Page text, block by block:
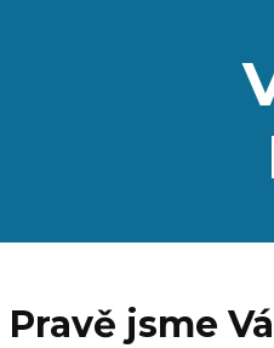
Pravě jsme